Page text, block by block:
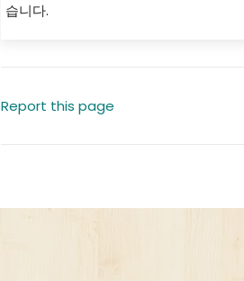
습니다.
Report this page